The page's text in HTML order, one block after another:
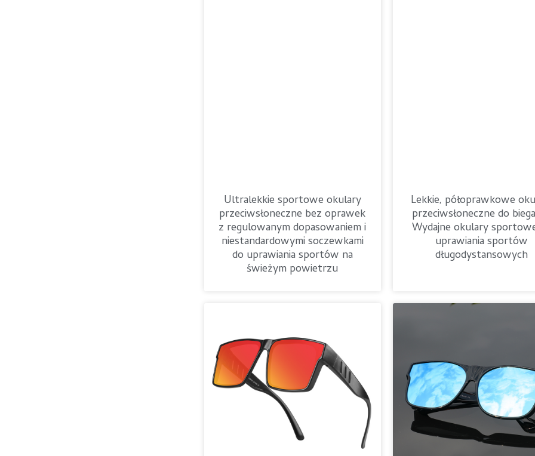
Ultralekkie sportowe okulary
przeciwsłoneczne bez oprawek
z regulowanym dopasowaniem i
niestandardowymi soczewkami
do uprawiania sportów na
świeżym powietrzu
Lekkie, półoprawkowe
przeciwsłoneczne do
Wydajne okulary
uprawiania sportów
długodystansowych